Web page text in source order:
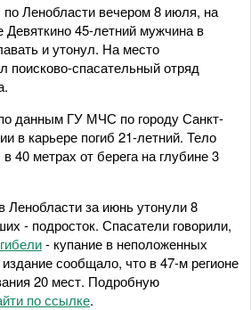
Ленобласти вечером 8 июля, на
Девяткино 45-летний мужчина в
и утонул. На место
поисково-спасательный отряд
данным ГУ МЧС по городу Санкт-
в карьере погиб 21-летний. Тело
40 метрах от берега на глубине 3
Ленобласти за июнь утонули 8
- подросток. Спасатели говорили,
- купание в неположенных
сообщало, что в 47-м регионе
20 мест. Подробную
по ссылке.